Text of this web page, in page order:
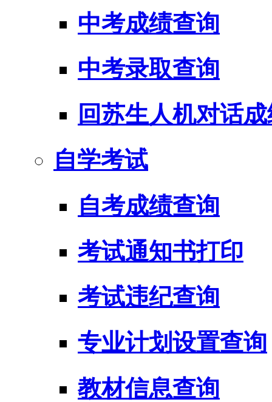
中考成绩查询
中考录取查询
回苏生人机对话
自学考试
自考成绩查询
考试通知书打印
考试违纪查询
专业计划设置查询
教材信息查询